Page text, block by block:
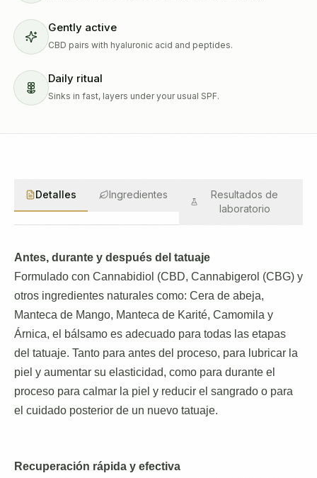
Gently active
CBD pairs with hyaluronic acid and peptides.
Daily ritual
Sinks in fast, layers under your usual SPF.
Detalles Ingredientes
Resultados de
laboratorio
Antes, durante y después del tatuaje
Formulado con Cannabidiol (CBD, Cannabigerol (CBG) y
otros ingredientes naturales como: Cera de abeja,
Manteca de Mango, Manteca de Karité, Camomila y
Árnica, el bálsamo es adecuado para todas las etapas
del tatuaje. Tanto para antes del proceso, para lubricar la
piel y aumentar su elasticidad, como para durante el
proceso para calmar la piel y reducir el sangrado o para
el cuidado posterior de un nuevo tatuaje.
Recuperación rápida y efectiva